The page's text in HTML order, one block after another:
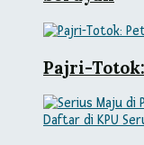
Pajri-